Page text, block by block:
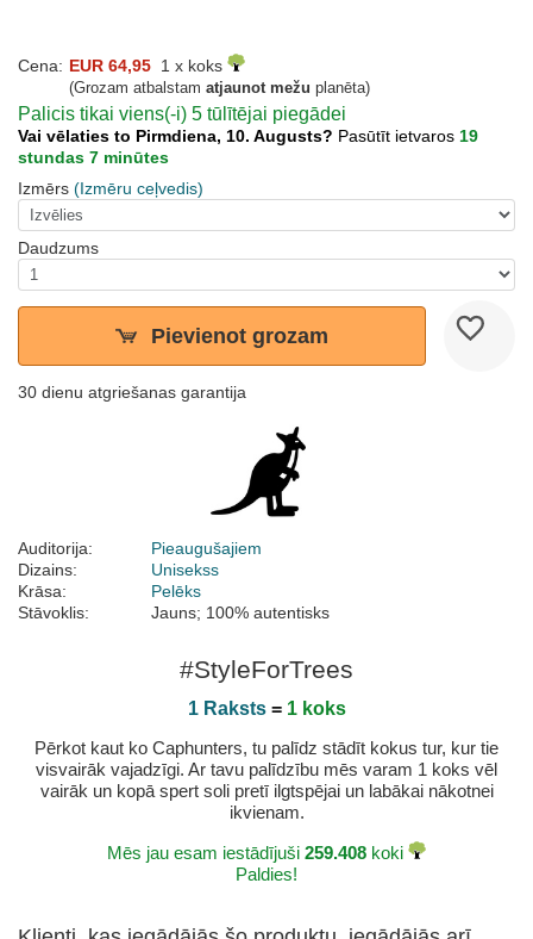
Cena: EUR 64,95 1 x koks
(Grozam atbalstam atjaunot mežu planēta)
Palicis tikai viens(-i) 5 tūlītējai piegādei
Vai vēlaties to Pirmdiena, 10. Augusts? Pasūtīt ietvaros 19
stundas 7 minūtes
Izmērs (Izmēru ceļvedis)
Daudzums
Pievienot grozam
30 dienu atgriešanas garantija
Auditorija:
Pieaugušajiem
Dizains:
Unisekss
Krāsa:
Pelēks
Stāvoklis:
Jauns; 100% autentisks
#StyleForTrees
1 Raksts= 1 koks
Pērkot kaut ko Caphunters, tu palīdz stādīt kokus tur, kur tie
visvairāk vajadzīgi. Ar tavu palīdzību mēs varam 1 koks vēl
vairāk un kopā spert soli pretī ilgtspējai un labākai nākotnei
ikvienam.
Mēs jau esam iestādījuši 259.408 koki
Paldies!